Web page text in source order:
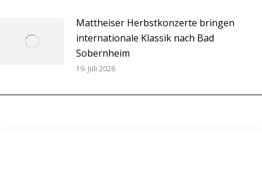
Mattheiser Herbstkonzerte bringen
internationale Klassik nach Bad
Sobernheim
19. Juli 2026